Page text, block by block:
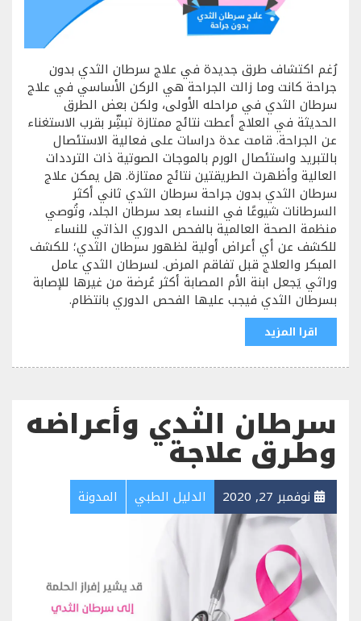
رُغم اكتشاف طرق جديدة في علاج سرطان الثدي بدون
جراحة كانت وما زالت الجراحة هي الركن الأساسي في علاج
سرطان الثدي في مراحله الأولى، ولكن بعض الطرق
الحديثة في العلاج أعطت نتائج ممتازة تبشِّر بقرب الاستغناء
عن الجراحة. قامت عدة دراسات على فعالية الاستئصال
بالتبريد واستئصال الورم بالموجات الصوتية ذات الترددات
العالية وأظهرت الطريقتين نتائج ممتازة. هل يمكن علاج
سرطان الثدي بدون جراحة سرطان الثدي ثاني أكثر
السرطانات شيوعًا في النساء بعد سرطان الجلد، وتُوصي
منظمة الصحة العالمية بالفحص الدوري الذاتي للنساء
للكشف عن أي أعراض أولية لظهور سرطان الثدي؛ للكشف
المبكر والعلاج قبل تفاقم المرض. لسرطان الثدي عامل
وراثي يَجعل ابنة الأم المصابة أكثر عُرضة من غيرها للإصابة
بسرطان الثدي فيجب عليها الفحص الدوري بانتظام.
اقرا المزيد
سرطان الثدي وأعراضه
وطرق علاجة
نوفمبر 27, 2020 الدليل الطبي المدونة